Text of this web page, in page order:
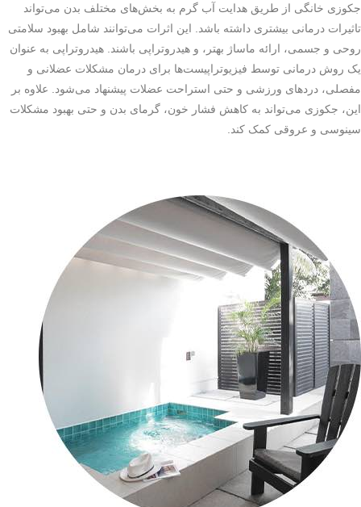
جکوزی خانگی از طریق هدایت آب گرم به بخش‌های مختلف بدن می‌تواند
تاثیرات درمانی بیشتری داشته باشد. این اثرات می‌توانند شامل بهبود سلامتی
روحی و جسمی، ارائه ماساژ بهتر، و هیدروتراپی باشند. هیدروتراپی به عنوان
یک روش درمانی توسط فیزیوتراپیست‌ها برای درمان مشکلات عضلانی و
مفصلی، دردهای ورزشی و حتی استراحت عضلات پیشنهاد می‌شود. علاوه بر
این، جکوزی می‌تواند به کاهش فشار خون، گرمای بدن و حتی بهبود مشکلات
سینوسی و عروقی کمک کند.